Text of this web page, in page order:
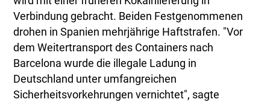
Verbindung gebracht. Beiden Festgenommenen
drohen in Spanien mehrjährige Haftstrafen. "Vor
dem Weitertransport des Containers nach
Barcelona wurde die illegale Ladung in
Deutschland unter umfangreichen
Sicherheitsvorkehrungen vernichtet", sagte